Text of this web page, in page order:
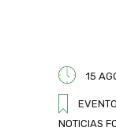
15
NOTICIAS